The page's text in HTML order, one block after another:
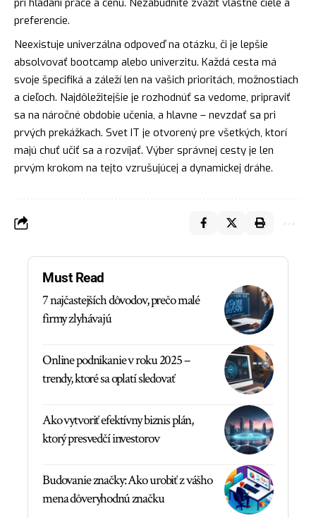
pri hľadaní práce a cenu. Nezabudnite zvážiť vlastné ciele a
preferencie.
Neexistuje univerzálna odpoveď na otázku, či je lepšie
absolvovať bootcamp alebo univerzitu. Každá cesta má
svoje špecifiká a záleží len na vašich prioritách, možnostiach
a cieľoch. Najdôležitejšie je rozhodnúť sa vedome, pripraviť
sa na náročné obdobie učenia, a hlavne – nevzdať sa pri
prvých prekážkach. Svet IT je otvorený pre všetkých, ktorí
majú chuť učiť sa a rozvíjať. Výber správnej cesty je len
prvým krokom na tejto vzrušujúcej a dynamickej dráhe.
Must Read
7 najčastejších dôvodov, prečo malé
firmy zlyhávajú
Online podnikanie v roku 2025 –
trendy, ktoré sa oplatí sledovať
Ako vytvoriť efektívny biznis plán,
ktorý presvedčí investorov
Budovanie značky: Ako urobiť z vášho
mena dôveryhodnú značku